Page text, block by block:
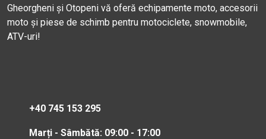
Gheorgheni și Otopeni vă oferă echipamente moto, accesorii
moto și piese de schimb pentru motociclete, snowmobile,
ATV-uri!
+40 745 153 295
Marți - Sâmbătă: 09:00 - 17:00